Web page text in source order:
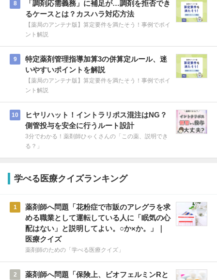
8
「調剤応需義務」に補足が…調剤を拒否でき
るケースとは？カスハラ対応方法
【薬局のアンテナ版】算定要件を満たそう！事例でポイ
ント解説
9
特定薬剤管理指導加算3の併算定ルール、迷
いやすいポイントを解説
【薬局のアンテナ版】算定要件を満たそう！事例でポイ
ント解説
10
ヒヤリハット！イントラリポス混注はNG？
側管投与を安全に行うルート設計
3分でわかる！薬剤師ひゃくさんの「この薬、説明でき
る？」
学べる医療クイズランキング
1
薬剤師へ問題「花粉症で市販のアレグラを求
める職業として運転している人に「眠気の心
配はない」と説明してよい。○か×か。」｜
医療クイズ
薬剤師のための「学べる医療クイズ」
2
薬剤師へ問題「保険上、ビオフェルミンRと